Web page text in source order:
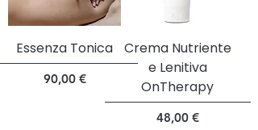
Essenza Tonica
Prezzo
90,00 €
Crema Nutriente
e Lenitiva
OnTherapy
Prezzo
48,00 €